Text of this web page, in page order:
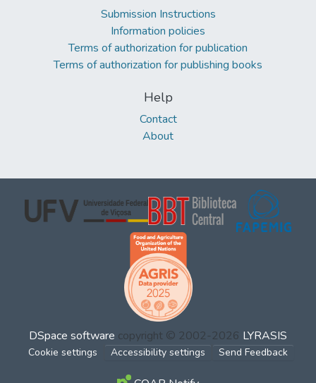
Submission Instructions
Information policies
Terms of authorization for publication
Terms of authorization for publishing books
Help
Contact
About
DSpace software copyright © 2002-2026 LYRASIS
Cookie settings Accessibility settings Send Feedback